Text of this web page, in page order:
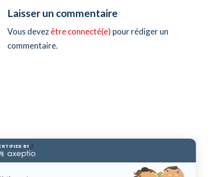
Laisser un commentaire
Vous devezêtre connecté(e) pour rédiger un
commentaire.